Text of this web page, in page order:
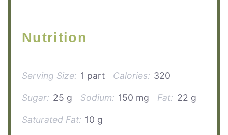
Nutrition
Serving Size: 1 part Calories: 320
Sugar: 25 g Sodium: 150 mg Fat: 22 g
Saturated Fat: 10 g